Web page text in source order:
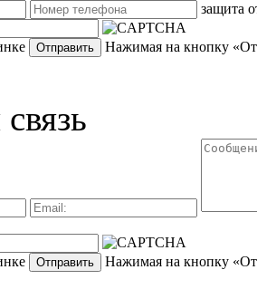
защита
Нажимая на кнопку
Нажимая на кнопку